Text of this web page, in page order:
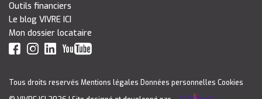
Outils financiers
Le blog VIVRE ICI
Mon dossier locataire
Tous droits reservés Mentions légales Données personnelles Cookies